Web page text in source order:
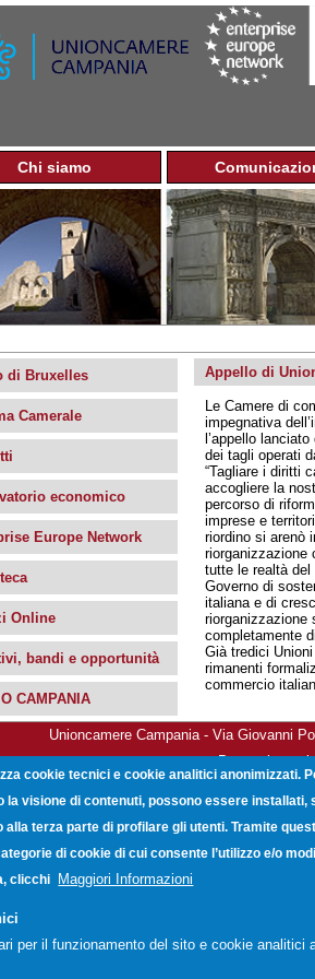
Chi siamo
Appello di
Le Camere di
impegnativa
l’appello
dei tagli operati
“Tagliare i diritti
accogliere la
percorso di
imprese e
riordino si arenò
riorganizzazione
tutte le realtà
Governo di
italiana e di
riorganizzazione
completamente
Già tredici
rimanenti
commercio
di Bruxelles
Camerale
economico
Europe Network
Online
bandi e opportunità
CAMPANIA
Unioncamere Campania - Via Giovanni
Posta
cookie tecnici e cookie analitici anonimizzati.
la visione di contenuti, possono essere
alla terza parte di profilare gli utenti. Tramite
di cookie di cui consente l’utilizzo e/o
clicchi Maggiori Informazioni
per il funzionamento del sito e cookie analitici